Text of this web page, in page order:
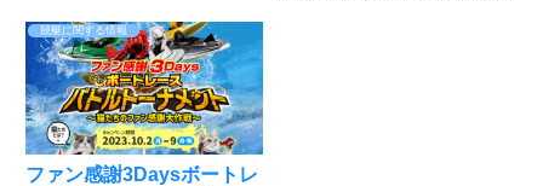
画をご覧下さい。簡単に登録でき
て、好きな色を選んで勝負できる
のがボートレース！だが、そん
な...
競艇に関する情報
ファン感謝3Daysボートレ